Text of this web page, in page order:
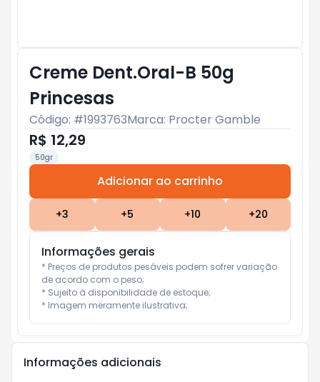
Creme Dent.Oral-B 50g
Princesas
Código: #1993763Marca: Procter Gamble
R$ 12,29
50gr
Adicionar ao carrinho
+3 +5 +10 +20
Informações gerais
* Preços de produtos pesáveis podem sofrer variação
de acordo com o peso;
* Sujeito à disponibilidade de estoque;
* Imagem meramente ilustrativa;
Informações adicionais